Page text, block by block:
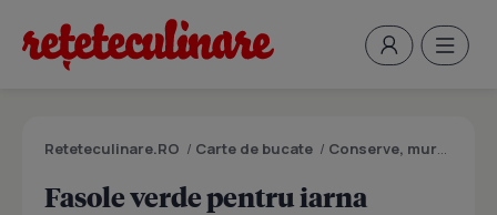
Reteteculinare.RO / Carte de bucate / Conserve, muraturi
Fasole verde pentru iarna